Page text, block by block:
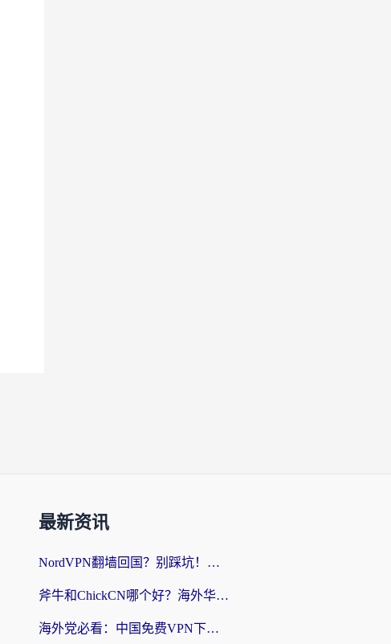
最新资讯
NordVPN翻墙回国？别踩坑！海外党无缝访问国内资源的真实指南
斧牛和ChickCN哪个好？海外华人亲测3款回国加速器+免费试用攻略
海外党必看：中国免费VPN下载避坑指南 + 无缝访问国内资源的终极方案